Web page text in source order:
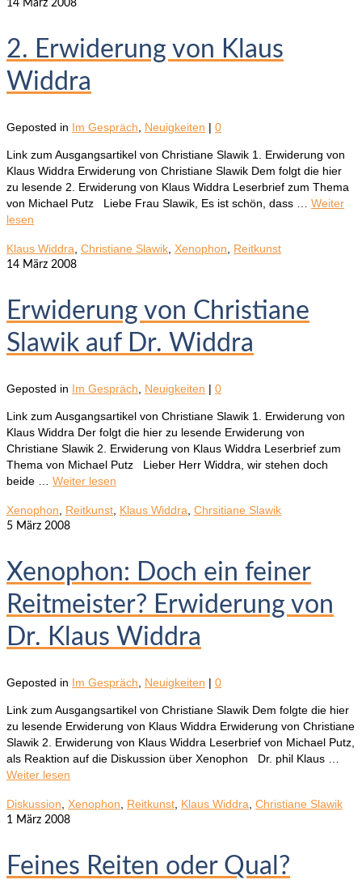
14 März 2008
2. Erwiderung von Klaus
Widdra
Geposted in Im Gespräch Neuigkeiten | 0
Link zum Ausgangsartikel von Christiane Slawik 1. Erwiderung von
Klaus Widdra Erwiderung von Christiane Slawik Dem folgt die hier
zu lesende 2. Erwiderung von Klaus Widdra Leserbrief zum Thema
von Michael Putz Liebe Frau Slawik, Es ist schön, dass … Weiter
lesen
Klaus Widdra Christiane Slawik Xenophon Reitkunst
14 März 2008
Erwiderung von Christiane
Slawik auf Dr. Widdra
Geposted in Im Gespräch, Neuigkeiten | 0
Link zum Ausgangsartikel von Christiane Slawik 1. Erwiderung von
Klaus Widdra Der folgt die hier zu lesende Erwiderung von
Christiane Slawik 2. Erwiderung von Klaus Widdra Leserbrief zum
Thema von Michael Putz Lieber Herr Widdra, wir stehen doch
beide … Weiter lesen
Xenophon, Reitkunst, Klaus Widdra, Chrsitiane Slawik
5 März 2008
Xenophon: Doch ein feiner
Reitmeister? Erwiderung von
Dr. Klaus Widdra
Geposted in Im Gespräch, Neuigkeiten | 0
Link zum Ausgangsartikel von Christiane Slawik Dem folgte die hier
zu lesende Erwiderung von Klaus Widdra Erwiderung von Christiane
Slawik 2. Erwiderung von Klaus Widdra Leserbrief von Michael Putz,
als Reaktion auf die Diskussion über Xenophon Dr. phil Klaus …
Weiter lesen
Diskussion, Xenophon, Reitkunst, Klaus Widdra, Christiane Slawik
1 März 2008
Feines Reiten oder Qual?